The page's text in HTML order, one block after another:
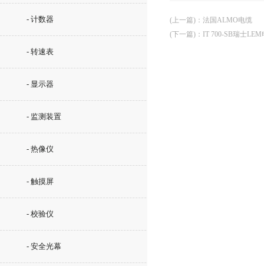
- 计数器
- 转速表
- 显示器
- 监测装置
- 热像仪
- 触摸屏
- 校验仪
- 安全光幕
(上一篇) ： 法国ALMO电缆
(下一篇) ： IT 700-SB瑞士